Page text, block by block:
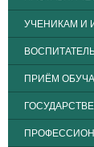
УЧЕНИКАМ И
ПРИЁМ